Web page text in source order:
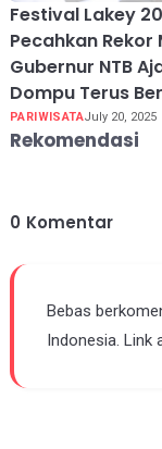
Festival Lakey
Pecahkan Rekor
Gubernur NTB
Dompu Terus
PARIWISATAJuly 20, 2025
Rekomendasi
0 Komentar
Bebas
Indonesia. Link